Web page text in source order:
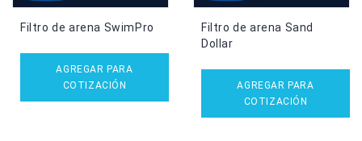
Filtro de arena SwimPro
AGREGAR PARA
COTIZACIÓN
Filtro de arena Sand
Dollar
AGREGAR PARA
COTIZACIÓN